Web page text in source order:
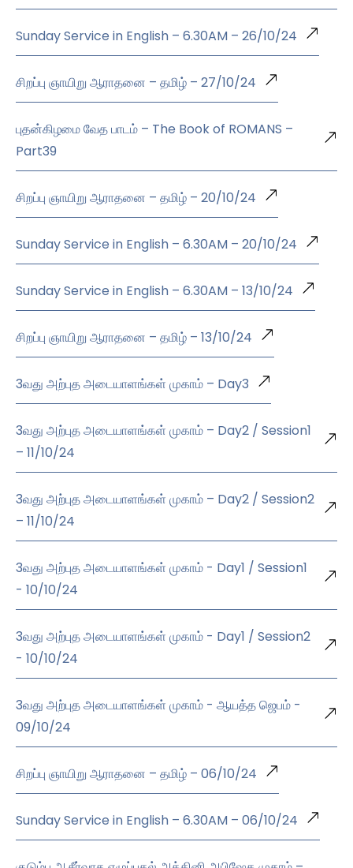
Sunday Service in English – 6.30AM – 26/10/24
சிறப்பு ஞாயிறு ஆராதனை – தமிழ் – 27/10/24
புதன்கிழமை வேத பாடம் – The Book of ROMANS –
Part39
சிறப்பு ஞாயிறு ஆராதனை – தமிழ் – 20/10/24
Sunday Service in English – 6.30AM – 20/10/24
Sunday Service in English – 6.30AM – 13/10/24
சிறப்பு ஞாயிறு ஆராதனை – தமிழ் – 13/10/24
3வது அற்புத அடையாளங்கள் முகாம் – Day3
3வது அற்புத அடையாளங்கள் முகாம் – Day2 / Session1
– 11/10/24
3வது அற்புத அடையாளங்கள் முகாம் – Day2 / Session2
– 11/10/24
3வது அற்புத அடையாளங்கள் முகாம் - Day1 / Session1
- 10/10/24
3வது அற்புத அடையாளங்கள் முகாம் - Day1 / Session2
- 10/10/24
3வது அற்புத அடையாளங்கள் முகாம் - ஆயத்த ஜெபம் -
09/10/24
சிறப்பு ஞாயிறு ஆராதனை – தமிழ் – 06/10/24
Sunday Service in English – 6.30AM – 06/10/24